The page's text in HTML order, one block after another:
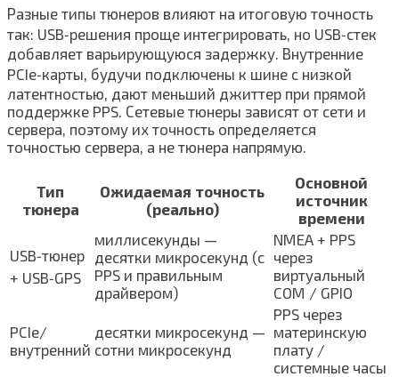
Разные типы тюнеров влияют на итоговую точность
так: USB‑решения проще интегрировать, но USB‑стек
добавляет варьирующуюся задержку. Внутренние
PCIe‑карты, будучи подключены к шине с низкой
латентностью, дают меньший джиттер при прямой
поддержке PPS. Сетевые тюнеры зависят от сети и
сервера, поэтому их точность определяется
точностью сервера, а не тюнера напрямую.
Тип
тюнера
Ожидаемая точность
(реально)
Основной
источник
времени
USB‑тюнер
+ USB‑GPS
миллисекунды —
десятки микросекунд (с
PPS и правильным
драйвером)
NMEA + PPS
через
виртуальный
COM / GPIO
PCIe/
внутренний
десятки микросекунд —
сотни микросекунд
PPS через
материнскую
плату /
системные часы